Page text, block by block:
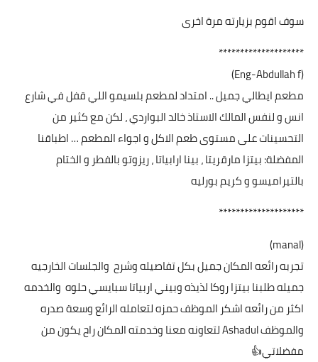
سوف اقوم بزيارته مرة اخرى
********************
(Eng-Abdullah f)
مطعم ايطالي جميل .. امتداد لمطعم بلسيمو اللي قفل في شارع
انس و لنفس المالك الاستاذ خالد البواردي ، لكن مع كثير من
التحسينات على مستوى طعم الاكل و اجواء المطعم … اطباقنا
المفضلة: بيتزا مارقريتا ، بينا ارابياتا ، ريزوتو بالفطر و الختام
بالتيراميسو و كريم بورليه
********************
(manal)
تجربه رائعه المكان جميل بكل تفاصيله وشرح والجلسات الخارجيه
جميله طلبنا بيتزا روكا لذيذه وبيني اربياتا سبايسي حلوه والخدمه
اكثر من رائعه اشكر الموظف حمزه لتعامله الرائع وسعة صدره
والموظف Ashadul لتعاونه معنا وخدمته المكان راح يكون من
مفضلاتي👍